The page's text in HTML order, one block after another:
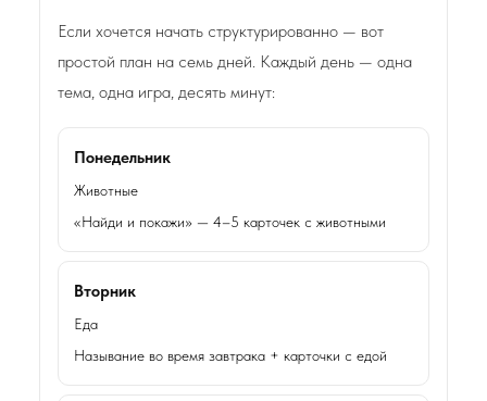
Если хочется начать структурированно — вот
простой план на семь дней. Каждый день — одна
тема, одна игра, десять минут:
Понедельник
Животные
«Найди и покажи» — 4–5 карточек с животными
Вторник
Еда
Называние во время завтрака + карточки с едой